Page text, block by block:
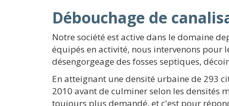
Débouchage de
Notre société est active dans le domaine
équipés en activité, nous intervenons pour
désengorgeage des fosses septiques,
En atteignant une densité urbaine de 293
2010 avant de culminer selon les densités
toujours plus demandé, et c'est pour